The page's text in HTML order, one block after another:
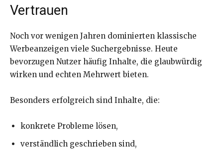
Vertrauen
Noch vor wenigen Jahren dominierten klassische
Werbeanzeigen viele Suchergebnisse. Heute
bevorzugen Nutzer häufig Inhalte, die glaubwürdig
wirken und echten Mehrwert bieten.
Besonders erfolgreich sind Inhalte, die:
konkrete Probleme lösen,
verständlich geschrieben sind,